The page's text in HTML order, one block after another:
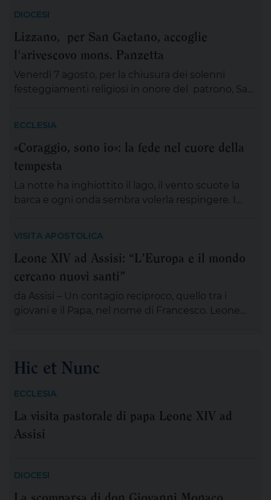
DIOCESI
Lizzano, per San Gaetano, accoglie
l'arivescovo mons. Panzetta
Venerdì 7 agosto, per la chiusura dei solenni
festeggiamenti religiosi in onore del patrono, San
vedrà il coinvolgimento partecipativo dei fedeli
lizzanesi, dei membri delle confraternite e delle
associazioni, dei gruppi, dei movimenti e delle
aggregazioni ecclesiali, delle […]
ECCLESIA
«Coraggio, sono io»: la fede nel cuore della
tempesta
La notte ha inghiottito il lago, il vento scuote la
barca e ogni onda sembra volerla respingere. I
prende spazio, le certezze si incrinano e perfino
ciò che potrebbe salvarci appare minaccioso.
VISITA APOSTOLICA
Leone XIV ad Assisi: “L’Europa e il mondo
cercano nuovi santi”
da Assisi – Un contagio reciproco, quello tra i
giovani e il Papa, nel nome di Francesco. Leone
“popolo giovane” proveniente dal nostro
credenti, tra […]
Hic et Nunc
ECCLESIA
La visita pastorale di papa Leone XIV ad
Assisi
DIOCESI
La scomparsa di don Giovanni Monaco,